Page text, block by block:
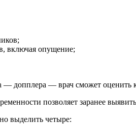
включая опущение;
— допплера — врач сможет оценить
позволяет заранее
выделить четыре: